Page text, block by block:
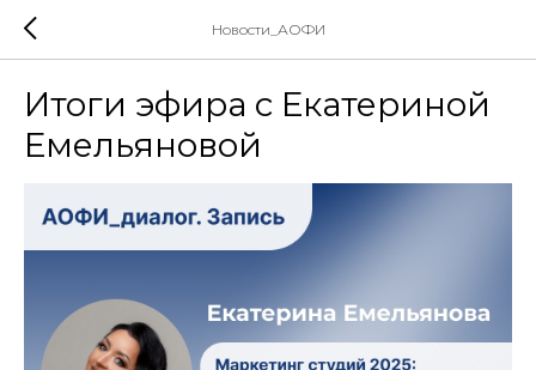
Новости_АОФИ
Итоги эфира с Екатериной
Емельяновой